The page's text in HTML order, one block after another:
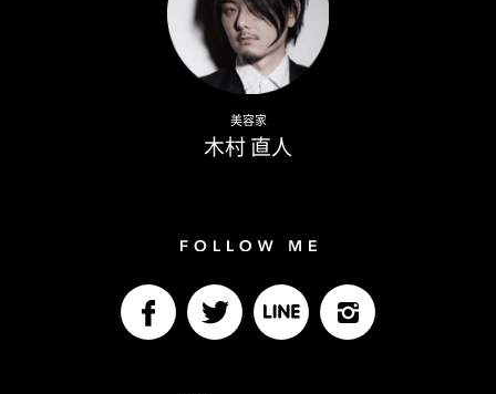
美容家
木村 直人